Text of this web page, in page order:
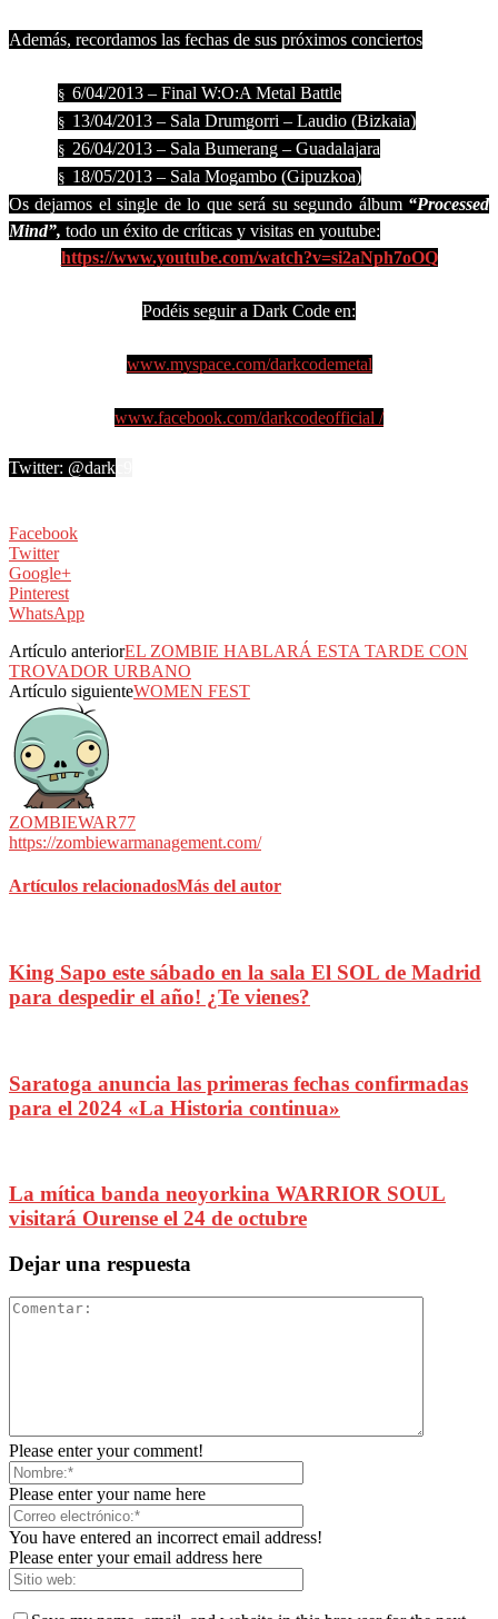
Además, recordamos las fechas de sus próximos conciertos
§ 6/04/2013 – Final W:O:A Metal Battle
§ 13/04/2013 – Sala Drumgorri – Laudio (Bizkaia)
§ 26/04/2013 – Sala Bumerang – Guadalajara
§ 18/05/2013 – Sala Mogambo (Gipuzkoa)
Os dejamos el single de lo que será su segundo álbum “Processed
Mind”, todo un éxito de críticas y visitas en youtube:
https://www.youtube.com/watch?v=si2aNph7oOQ
Podéis seguir a Dark Code en:
www.myspace.com/darkcodemetal
www.facebook.com/darkcodeofficial /
Twitter: @dark
Facebook
Twitter
Google+
Pinterest
WhatsApp
Artículo anteriorEL ZOMBIE HABLARÁ ESTA TARDE CON
TROVADOR URBANO
Artículo siguienteWOMEN FEST
ZOMBIEWAR77
https://zombiewarmanagement.com/
Artículos relacionadosMás del autor
King Sapo este sábado en la sala El SOL de Madrid
para despedir el año! ¿Te vienes?
Saratoga anuncia las primeras fechas confirmadas
para el 2024 «La Historia continua»
La mítica banda neoyorkina WARRIOR SOUL
visitará Ourense el 24 de octubre
Dejar una respuesta
Please enter your comment!
Please enter your name here
You have entered an incorrect email address!
Please enter your email address here